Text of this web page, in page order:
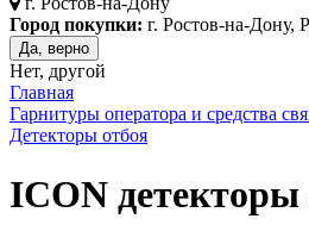
Город покупки: г. Ростов-на-Дону,
Да, верно
Нет, другой
Главная
Гарнитуры оператора и средства
Детекторы отбоя
ICON детекторы